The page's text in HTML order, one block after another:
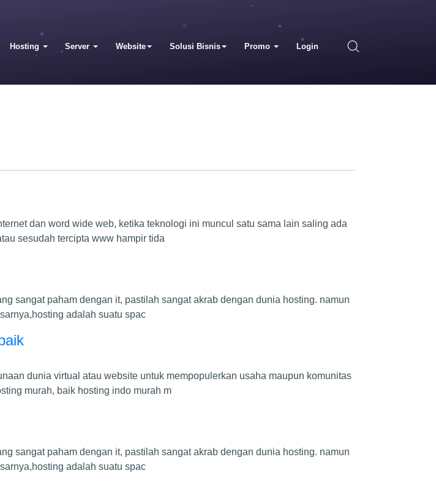
Hosting Server Website Solusi Bisnis Promo Login
dan word wide web, ketika teknologi ini muncul satu sama lain saling ada
sesudah tercipta www hampir tida
sangat paham dengan it, pastilah sangat akrab dengan dunia hosting. namun
adalah suatu spac
dunia virtual atau website untuk mempopulerkan usaha maupun komunitas
murah, baik hosting indo murah m
sangat paham dengan it, pastilah sangat akrab dengan dunia hosting. namun
adalah suatu spac